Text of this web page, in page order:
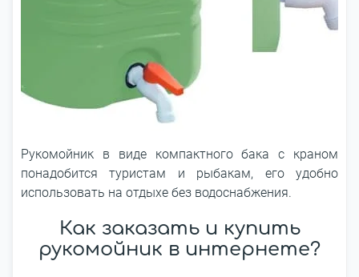
Рукомойник в виде компактного бака с краном
понадобится туристам и рыбакам, его удобно
использовать на отдыхе без водоснабжения.
Как заказать и купить
рукомойник в интернете?